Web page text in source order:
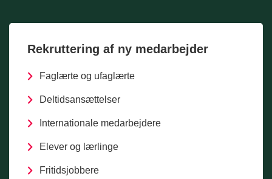
Rekruttering af ny medarbejder
Faglærte og ufaglærte
Deltidsansættelser
Internationale medarbejdere
Elever og lærlinge
Fritidsjobbere